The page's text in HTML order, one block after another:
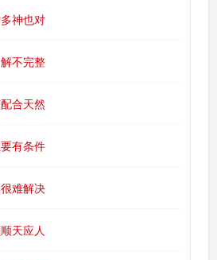
神也对
不完整
合天然
有条件
难解决
天应人